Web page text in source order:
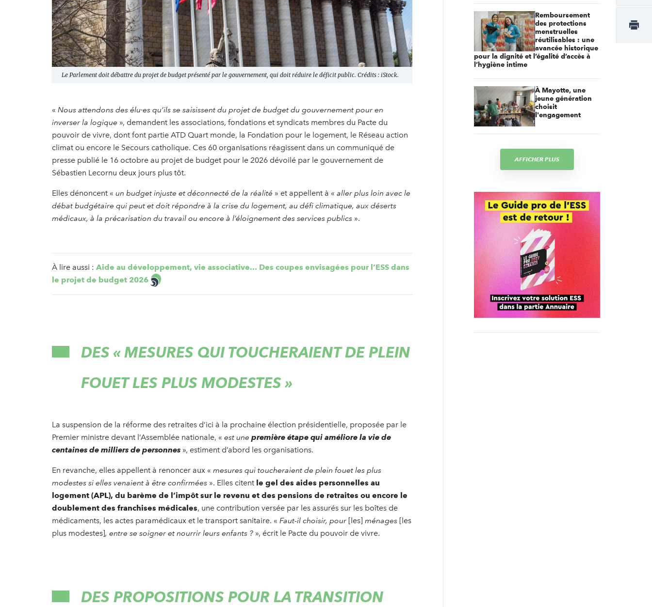
Le Parlement doit débattre du projet de budget présenté par le gouvernement, qui doit réduire le déficit public. Crédits : iStock.
« Nous attendons des élu·es qu’ils se saisissent du projet de budget du gouvernement pour en
inverser la logique », demandent les associations, fondations et syndicats membres du Pacte du
pouvoir de vivre, dont font partie ATD Quart monde, la Fondation pour le logement, le Réseau action
climat ou encore le Secours catholique. Ces 60 organisations réagissent dans un communiqué de
presse publié le 16 octobre au projet de budget pour le 2026 dévoilé par le gouvernement de
Sébastien Lecornu deux jours plus tôt.
Elles dénoncent « un budget injuste et déconnecté de la réalité » et appellent à « aller plus loin avec le
débat budgétaire qui peut et doit répondre à la crise du logement, au défi climatique, aux déserts
médicaux, à la précarisation du travail ou encore à l’éloignement des services publics ».
À lire aussi : Aide au développement, vie associative... Des coupes envisagées pour l’ESS dans
le projet de budget 2026
DES « MESURES QUI TOUCHERAIENT DE PLEIN
FOUET LES PLUS MODESTES »
La suspension de la réforme des retraites d’ici à la prochaine élection présidentielle, proposée par le
Premier ministre devant l’Assemblée nationale, « est une première étape qui améliore la vie de
centaines de milliers de personnes », estiment d’abord les organisations.
En revanche, elles appellent à renoncer aux « mesures qui toucheraient de plein fouet les plus
modestes si elles venaient à être confirmées ». Elles citent le gel des aides personnelles au
logement (APL), du barème de l’impôt sur le revenu et des pensions de retraites ou encore le
doublement des franchises médicales, une contribution versée par les assurés sur les boîtes de
médicaments, les actes paramédicaux et le transport sanitaire. « Faut-il choisir, pour [les] ménages [les
plus modestes], entre se soigner et nourrir leurs enfants ? », écrit le Pacte du pouvoir de vivre.
DES PROPOSITIONS POUR LA TRANSITION
Remboursement
des protections
menstruelles
réutilisables : une
avancée historique
pour la dignité et l’égalité d’accès à
l’hygiène intime
À Mayotte, une
jeune génération
choisit
l'engagement
AFFICHER PLUS